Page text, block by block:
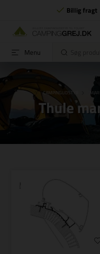
Billig fragt
Menu
FORSIDE CAMPINGUDSTYR
Thule